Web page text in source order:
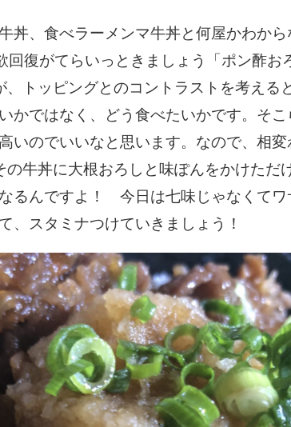
丼、食べラーメンマ牛丼と何屋かわか
回復がてらいっときましょう「ポン酢お
、トッピングとのコントラストを考える
かではなく、どう食べたいかです。そ
いのでいいなと思います。なので、相
牛丼に大根おろしと味ぽんをかけただ
るんですよ！ 今日は七味じゃなくてワ
、スタミナつけていきましょう！